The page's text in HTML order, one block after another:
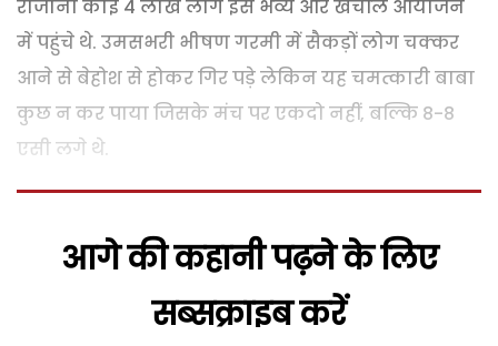
रोजाना कोई 4 लाख लोग इस भव्य और खर्चीले आयोजन
में पहुंचे थे. उमसभरी भीषण गरमी में सैकड़ों लोग चक्कर
आने से बेहोश से होकर गिर पड़े लेकिन यह चमत्कारी बाबा
कुछ न कर पाया जिसके मंच पर एकदो नहीं, बल्कि 8-8
एसी लगे थे.
आगे की कहानी पढ़ने के लिए
सब्सक्राइब करें